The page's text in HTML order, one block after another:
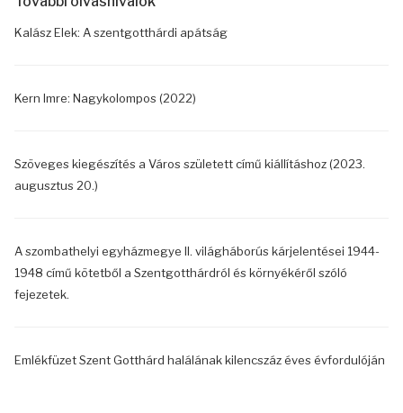
Kalász Elek: A szentgotthárdi apátság
Kern Imre: Nagykolompos (2022)
Szöveges kiegészítés a Város született című kiállításhoz (2023.
augusztus 20.)
A szombathelyi egyházmegye II. világháborús kárjelentései 1944-
1948 című kötetből a Szentgotthárdról és környékéről szóló
fejezetek.
Emlékfüzet Szent Gotthárd halálának kilencszáz éves évfordulóján